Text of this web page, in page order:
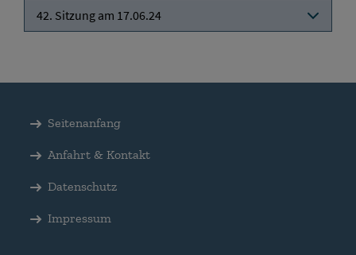
42. Sitzung am 17.06.24
Seitenanfang
Anfahrt & Kontakt
Datenschutz
Impressum